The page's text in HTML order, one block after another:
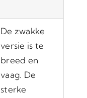
De zwakke
versie is te
breed en
vaag. De
sterke